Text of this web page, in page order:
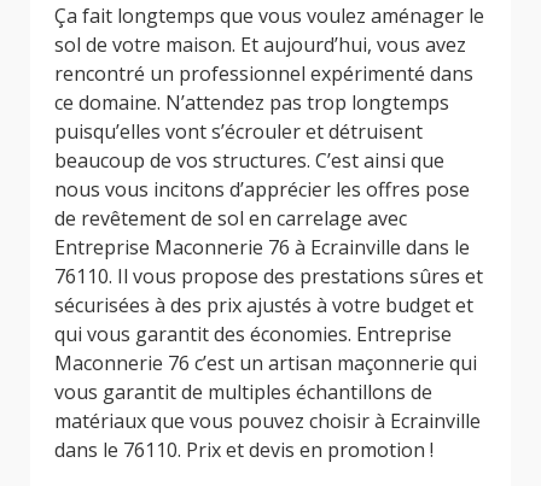
Ça fait longtemps que vous voulez aménager le
sol de votre maison. Et aujourd’hui, vous avez
rencontré un professionnel expérimenté dans
ce domaine. N’attendez pas trop longtemps
puisqu’elles vont s’écrouler et détruisent
beaucoup de vos structures. C’est ainsi que
nous vous incitons d’apprécier les offres pose
de revêtement de sol en carrelage avec
Entreprise Maconnerie 76 à Ecrainville dans le
76110. Il vous propose des prestations sûres et
sécurisées à des prix ajustés à votre budget et
qui vous garantit des économies. Entreprise
Maconnerie 76 c’est un artisan maçonnerie qui
vous garantit de multiples échantillons de
matériaux que vous pouvez choisir à Ecrainville
dans le 76110. Prix et devis en promotion !